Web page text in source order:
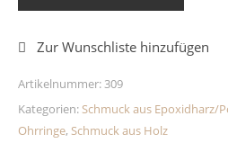
Artikelnummer: 309
Kategorien: Schmuck aus Epoxidharz/
Ohrringe, Schmuck aus Holz